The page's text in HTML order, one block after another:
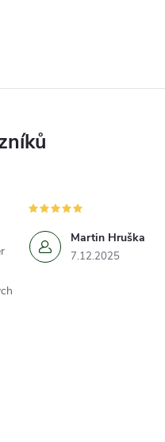
Martin Hruška
7.12.2025